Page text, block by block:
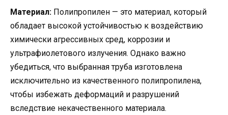
Материал: Полипропилен — это материал, который
обладает высокой устойчивостью к воздействию
химически агрессивных сред, коррозии и
ультрафиолетового излучения. Однако важно
убедиться, что выбранная труба изготовлена
исключительно из качественного полипропилена,
чтобы избежать деформаций и разрушений
вследствие некачественного материала.